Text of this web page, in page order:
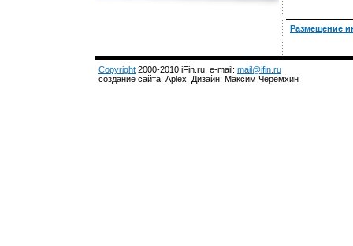
Размещение
Copyright 2000-2010 iFin.ru, e-mail: mail@ifin.ru
создание сайта: Aplex, Дизайн: Максим Черемхин